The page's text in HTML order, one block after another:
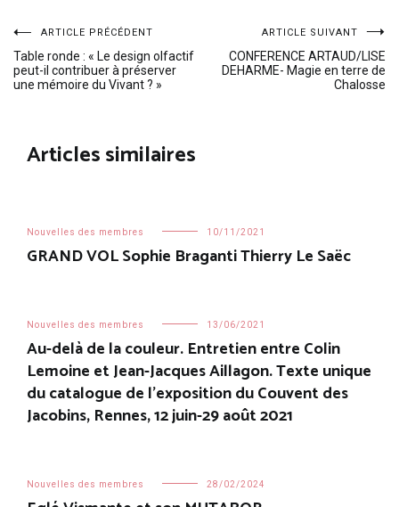
Navigation
de
l’article
ARTICLE PRÉCÉDENT
Table ronde : « Le design olfactif
peut-il contribuer à préserver
une mémoire du Vivant ? »
ARTICLE SUIVANT
CONFERENCE ARTAUD/LISE
DEHARME- Magie en terre de
Chalosse
Articles similaires
Nouvelles des membres 10/11/2021
GRAND VOL Sophie Braganti Thierry Le Saëc
Nouvelles des membres 13/06/2021
Au-delà de la couleur. Entretien entre Colin
Lemoine et Jean-Jacques Aillagon. Texte unique
du catalogue de l’exposition du Couvent des
Jacobins, Rennes, 12 juin-29 août 2021
Nouvelles des membres 28/02/2024